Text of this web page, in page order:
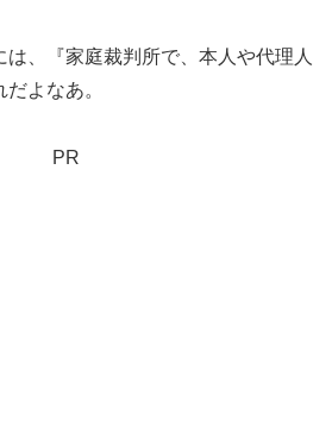
、『家庭裁判所で、本人や代理人
よなあ。
PR